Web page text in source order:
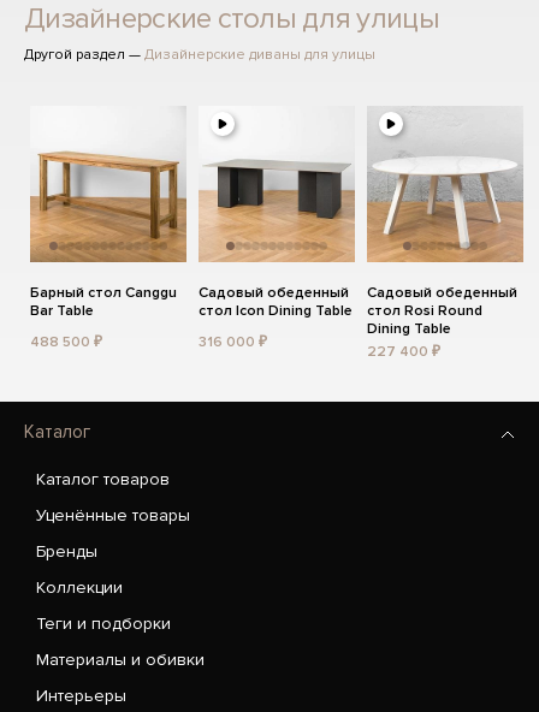
Дизайнерские столы для улицы
Другой раздел — Дизайнерские диваны для улицы
Барный стол Canggu
Bar Table
488 500 ₽
Садовый обеденный
стол Icon Dining Table
316 000 ₽
Садовый обеденный
стол Rosi Round
Dining Table
227 400 ₽
Каталог
Каталог товаров
Уценённые товары
Бренды
Коллекции
Теги и подборки
Материалы и обивки
Интерьеры